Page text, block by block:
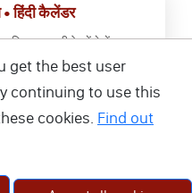
हिंदी कैलेंडर
राशिफल एक ही ऐप में देखें।
डाउनलोड करें
get the best user
continuing to use this
cookies. Find out